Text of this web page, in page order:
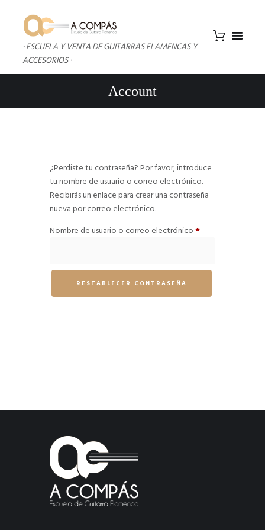
· ESCUELA Y VENTA DE GUITARRAS FLAMENCAS Y
ACCESORIOS ·
Account
¿Perdiste tu contraseña? Por favor, introduce
tu nombre de usuario o correo electrónico.
Recibirás un enlace para crear una contraseña
nueva por correo electrónico.
Nombre de usuario o correo electrónico*Obligatorio
RESTABLECER CONTRASEÑA